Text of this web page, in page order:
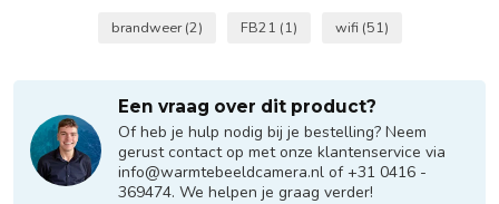
brandweer(2) FB21 (1) wifi (51)
Een vraag over dit product?
Of heb je hulp nodig bij je bestelling? Neem
gerust contact op met onze klantenservice via
info@warmtebeeldcamera.nl of +31 0416 -
369474. We helpen je graag verder!